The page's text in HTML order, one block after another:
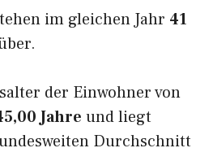
im gleichen Jahr 41
der Einwohner von
Jahre und liegt
Durchschnitt